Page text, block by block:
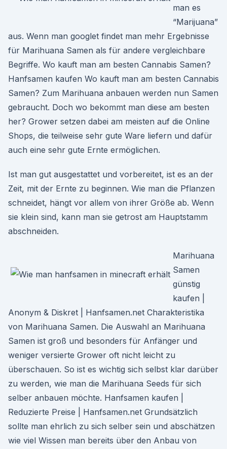
man es
“Marijuana”
aus. Wenn man googlet findet man mehr Ergebnisse
für Marihuana Samen als für andere vergleichbare
Begriffe. Wo kauft man am besten Cannabis Samen?
Hanfsamen kaufen Wo kauft man am besten Cannabis
Samen? Zum Marihuana anbauen werden nun Samen
gebraucht. Doch wo bekommt man diese am besten
her? Grower setzen dabei am meisten auf die Online
Shops, die teilweise sehr gute Ware liefern und dafür
auch eine sehr gute Ernte ermöglichen.
Ist man gut ausgestattet und vorbereitet, ist es an der
Zeit, mit der Ernte zu beginnen. Wie man die Pflanzen
schneidet, hängt vor allem von ihrer Größe ab. Wenn
sie klein sind, kann man sie getrost am Hauptstamm
abschneiden.
Marihuana
Samen
günstig
kaufen |
Anonym & Diskret | Hanfsamen.net Charakteristika
von Marihuana Samen. Die Auswahl an Marihuana
Samen ist groß und besonders für Anfänger und
weniger versierte Grower oft nicht leicht zu
überschauen. So ist es wichtig sich selbst klar darüber
zu werden, wie man die Marihuana Seeds für sich
selber anbauen möchte. Hanfsamen kaufen |
Reduzierte Preise | Hanfsamen.net Grundsätzlich
sollte man ehrlich zu sich selber sein und abschätzen
wie viel Wissen man bereits über den Anbau von